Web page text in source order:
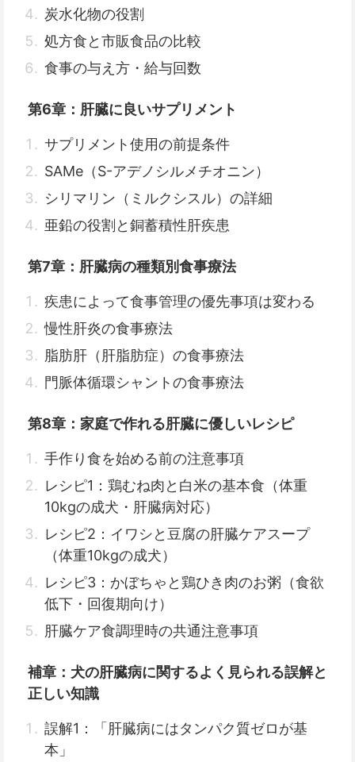
炭水化物の役割
処方食と市販食品の比較
食事の与え方・給与回数
第6章：肝臓に良いサプリメント
サプリメント使用の前提条件
SAMe（S-アデノシルメチオニン）
シリマリン（ミルクシスル）の詳細
亜鉛の役割と銅蓄積性肝疾患
第7章：肝臓病の種類別食事療法
疾患によって食事管理の優先事項は変わる
慢性肝炎の食事療法
脂肪肝（肝脂肪症）の食事療法
門脈体循環シャントの食事療法
第8章：家庭で作れる肝臓に優しいレシピ
手作り食を始める前の注意事項
レシピ1：鶏むね肉と白米の基本食（体重
10kgの成犬・肝臓病対応）
レシピ2：イワシと豆腐の肝臓ケアスープ
（体重10kgの成犬）
レシピ3：かぼちゃと鶏ひき肉のお粥（食欲
低下・回復期向け）
肝臓ケア食調理時の共通注意事項
補章：犬の肝臓病に関するよく見られる誤解と
正しい知識
誤解1：「肝臓病にはタンパク質ゼロが基
本」